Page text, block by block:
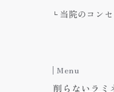
当院のコンセ
Menu
削らないラミ